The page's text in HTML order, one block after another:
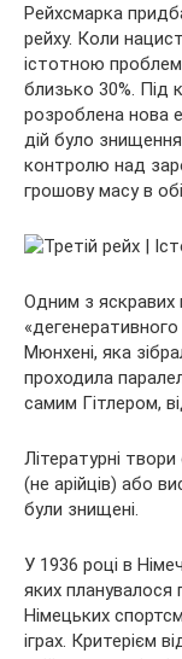
Рейхсмарка
рейху. Коли
істотною
близько 30%. Під
розроблена нова
дій було
контролю над
грошову масу в
Одним з яскравих
Мюнхені, яка
проходила
самим Гітлером,
Літературні
(не арійців) або
були знищені.
У 1936 році в
яких планувалося
Німецьких
іграх. Критерієм